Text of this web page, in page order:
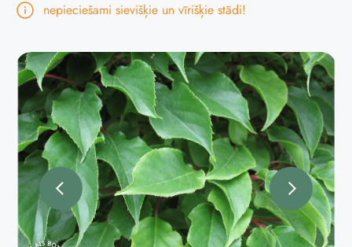
nepieciešami sievišķie un vīrišķie stādi!